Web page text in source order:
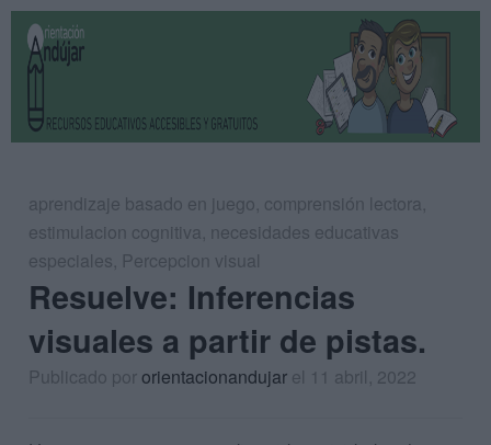
aprendizaje basado en juego, comprensión lectora,
estimulacion cognitiva, necesidades educativas
especiales, Percepcion visual
Resuelve: Inferencias
visuales a partir de pistas.
Publicado pororientacionandujar el 11 abril, 2022